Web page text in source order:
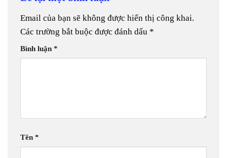
Email của bạn sẽ không được hiển thị công khai.
Các trường bắt buộc được đánh dấu *
Bình luận *
Tên *